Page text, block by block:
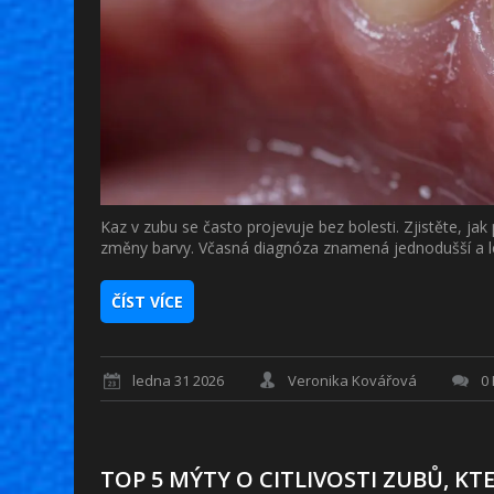
Kaz v zubu se často projevuje bez bolesti. Zjistěte,
změny barvy. Včasná diagnóza znamená jednodušší a
ČÍST VÍCE
ledna 31 2026 Veronika Kovářová 0
TOP 5 MÝTY O CITLIVOSTI ZUBŮ,